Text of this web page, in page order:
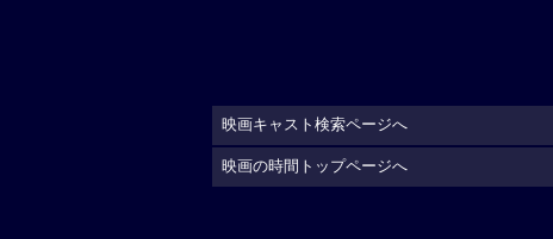
映画キャスト検索ページへ
映画の時間トップページへ